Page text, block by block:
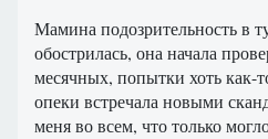
Мамина подозрительность в
обострилась, она начала
месячных, попытки хоть как-
опеки встречала новыми
меня во всем, что только